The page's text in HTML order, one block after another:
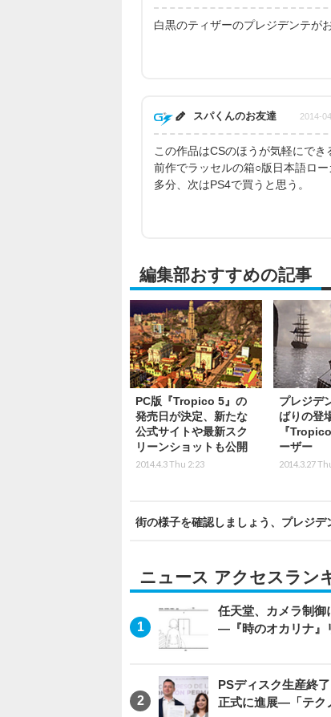
白黒のティザーのプレジデンテが
スパくんのお友達 2014-
この作品はCSのほうが気軽にでき
前作でラッセルの箱○版日本語ロ
多分、次はPS4で買うと思う。
編集部おすすめの記事
PC版『Tropico 5』の
発売日が決定、新たな
公式サイトや最新スク
リーンショットも公開
2014.4.3 Thu 2:23
プレジデ
ばりの登
『
ーザー
2014.3.27
街の様子を確認しましょう、プレジ
ニュース アクセスラン
任天堂、カメラ制御
―『時のオカリナ』
PSディスク生産終
正式に進展―「テク